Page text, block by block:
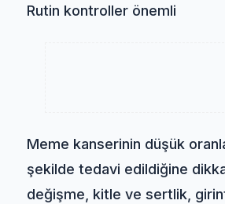
Rutin kontroller önemli
Meme kanserinin düşük
şekilde tedavi edildiğine
değişme, kitle ve sertlik,